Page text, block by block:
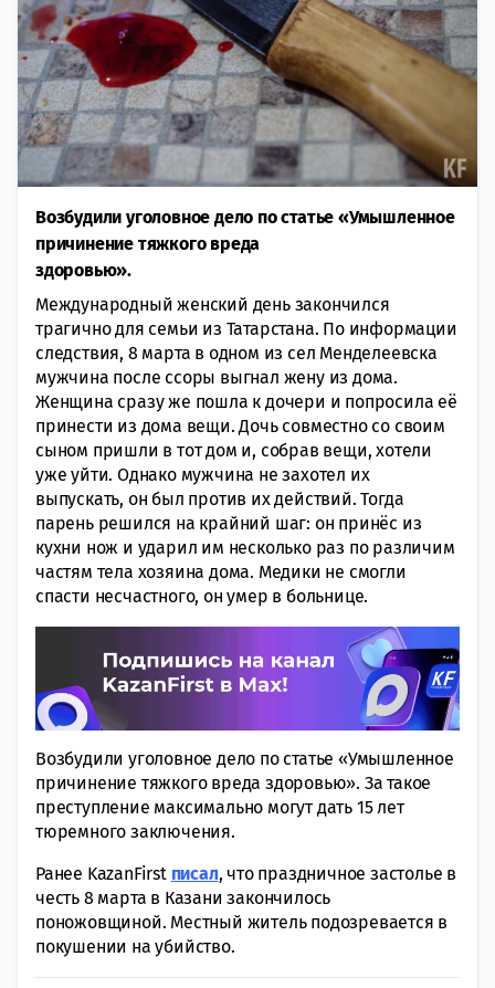
Возбудили уголовное дело по статье «Умышленное
причинение тяжкого вреда
здоровью».
Международный женский день закончился
трагично для семьи из Татарстана. По информации
следствия, 8 марта в одном из сел Менделеевска
мужчина после ссоры выгнал жену из дома.
Женщина сразу же пошла к дочери и попросила её
принести из дома вещи. Дочь совместно со своим
сыном пришли в тот дом и, собрав вещи, хотели
уже уйти. Однако мужчина не захотел их
выпускать, он был против их действий. Тогда
парень решился на крайний шаг: он принёс из
кухни нож и ударил им несколько раз по различим
частям тела хозяина дома. Медики не смогли
спасти несчастного, он умер в больнице.
Возбудили уголовное дело по статье «Умышленное
причинение тяжкого вреда здоровью». За такое
преступление максимально могут дать 15 лет
тюремного заключения.
Ранее KazanFirst писал, что праздничное застолье в
честь 8 марта в Казани закончилось
поножовщиной. Местный житель подозревается в
покушении на убийство.